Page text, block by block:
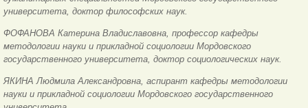
университета, доктор философских наук.
ФОФАНОВА Катерина Владиславовна, профессор кафедры
методологии науки и прикладной социологии Мордовского
государственного университета, доктор социологических наук.
ЯКИНА Людмила Александровна, аспирант кафедры методологии
науки и прикладной социологии Мордовского государственного